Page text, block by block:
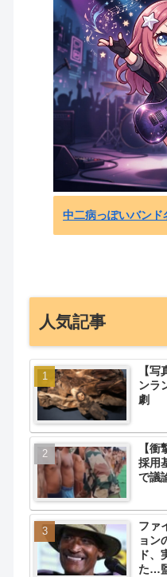
中二病っぽいバンド
人気記事
【
ンラ
劇
【
採用
で議
ファ
ョン
ド、
た…